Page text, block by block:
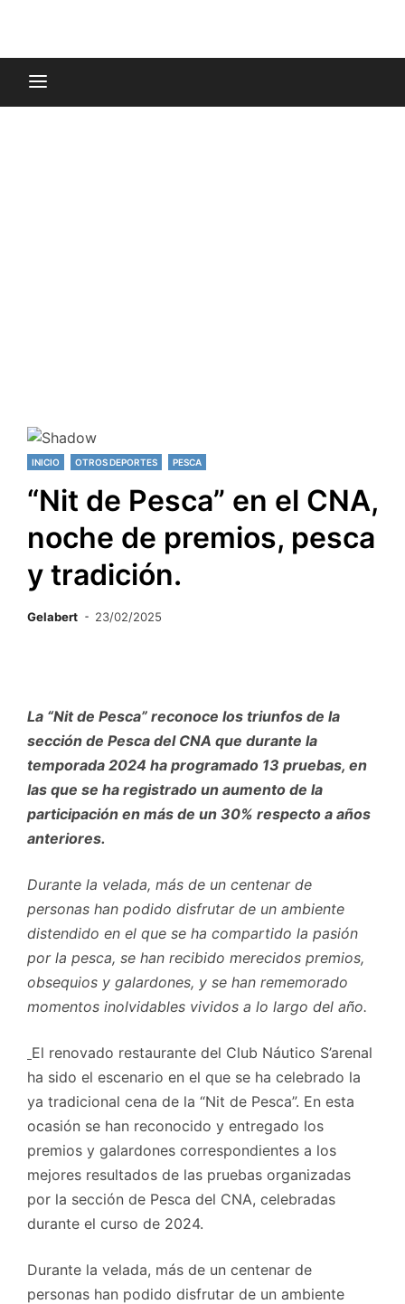
INICIO OTROS DEPORTES PESCA
“Nit de Pesca” en el CNA,
noche de premios, pesca
y tradición.
Gelabert 23/02/2025
La “Nit de Pesca” reconoce los triunfos de la
sección de Pesca del CNA que durante la
temporada 2024 ha programado 13 pruebas, en
las que se ha registrado un aumento de la
participación en más de un 30% respecto a años
anteriores.
Durante la velada, más de un centenar de
personas han podido disfrutar de un ambiente
distendido en el que se ha compartido la pasión
por la pesca, se han recibido merecidos premios,
obsequios y galardones, y se han rememorado
momentos inolvidables vividos a lo largo del año.
El renovado restaurante del Club Náutico S’arenal
ha sido el escenario en el que se ha celebrado la
ya tradicional cena de la “Nit de Pesca”. En esta
ocasión se han reconocido y entregado los
premios y galardones correspondientes a los
mejores resultados de las pruebas organizadas
por la sección de Pesca del CNA, celebradas
durante el curso de 2024.
Durante la velada, más de un centenar de
personas han podido disfrutar de un ambiente